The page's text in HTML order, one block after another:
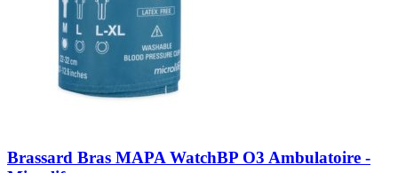
Brassard Bras MAPA WatchBP O3 Ambulatoire -